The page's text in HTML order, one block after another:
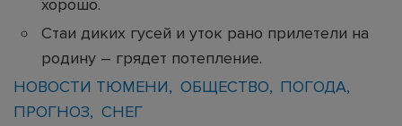
хорошо.
Стаи диких гусей и уток рано прилетели на
родину – грядет потепление.
НОВОСТИ ТЮМЕНИ
ОБЩЕСТВО
ПОГОДА
ПРОГНОЗ
СНЕГ